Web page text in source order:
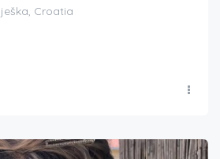
Croatia